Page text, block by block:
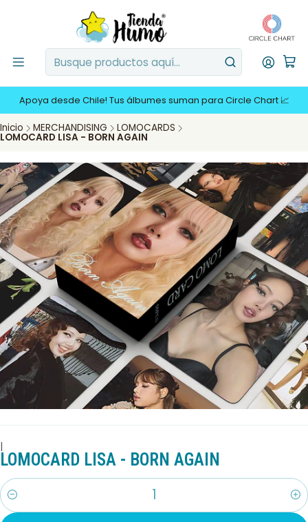
Apoya desde Chile! Tus álbumes suman para Circle Chart 📈
Inicio MERCHANDISING LOMOCARDS
LOMOCARD LISA - BORN AGAIN
LOMOCARD LISA - BORN AGAIN
Cantidad